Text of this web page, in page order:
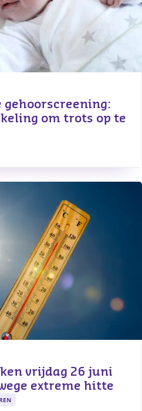
om trots op te
vrijdag 26 juni
extreme hitte